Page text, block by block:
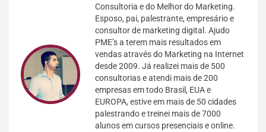
Consultoria e do Melhor do Marketing.
Esposo, pai, palestrante, empresário e
consultor de marketing digital. Ajudo
PME’s a terem mais resultados em
vendas através do Marketing na Internet
desde 2009. Já realizei mais de 500
consultorias e atendi mais de 200
empresas em todo Brasil, EUA e
EUROPA, estive em mais de 50 cidades
palestrando e treinei mais de 7000
alunos em cursos presenciais e online.